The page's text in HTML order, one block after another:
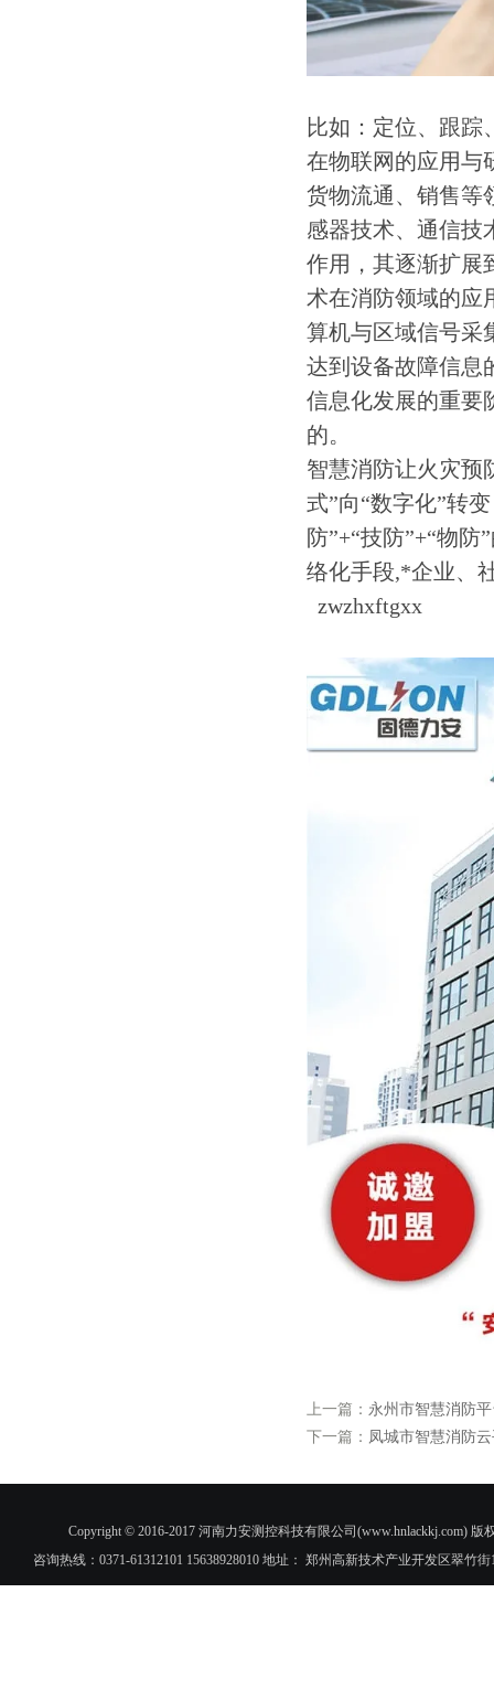
比如：定位、跟踪
在物联网的应用与
货物流通、销售等
感器技术、通信技
作用，其逐渐扩展
术在消防领域的应
算机与区域信号采
达到设备故障信息
信息化发展的重要
的。
智慧消防让火灾预
式”向“数字化”转
防”+“技防”+“物
络化手段,*企业、
zwzhxftgxx
上一篇： 永州市智慧消防
下一篇： 凤城市智慧消防
Copyright © 2016-2017 河南力安测控科技有限公司(www.hnlackkj.com)
咨询热线：0371-61312101 15638928010 地址： 郑州高新技术产业开发区翠竹